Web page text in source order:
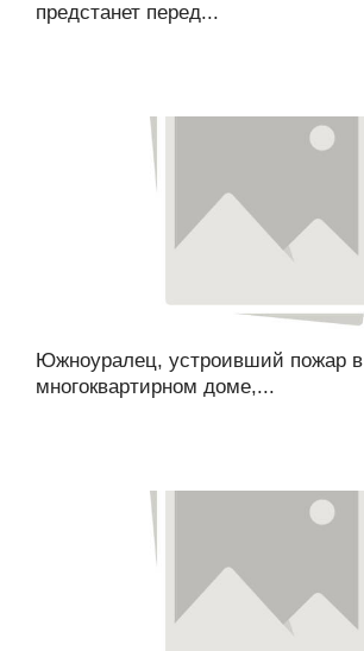
предстанет перед...
Южноуралец, устроивший пожар в
многоквартирном доме,...